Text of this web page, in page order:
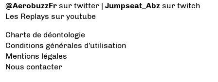
@AerobuzzFr sur twitter |Jumpseat_Abz sur twitch
Les Replays sur youtube
Charte de déontologie
Conditions générales d'utilisation
Mentions légales
Nous contacter